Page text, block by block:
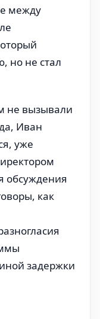
между
но не стал
не вызывали
Иван
уже
обсуждения
как
задержки